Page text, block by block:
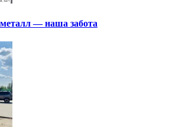
— наша забота